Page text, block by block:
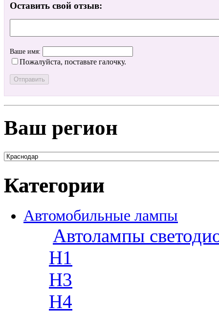
Оставить свой отзыв:
Ваше имя:
Пожалуйста, поставьте галочку.
Ваш регион
Категории
Автомобильные лампы
Автолампы
H1
H3
H4